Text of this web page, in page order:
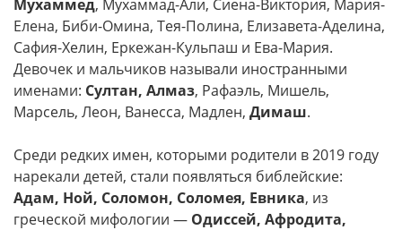
Мухаммед, Мухаммад-Али, Сиена-Виктория, Мария-
Елена, Биби-Омина, Тея-Полина, Елизавета-Аделина,
Сафия-Хелин, Еркежан-Кульпаш и Ева-Мария.
Девочек и мальчиков называли иностранными
именами: Султан, Алмаз, Рафаэль, Мишель,
Марсель, Леон, Ванесса, Мадлен, Димаш.
Среди редких имен, которыми родители в 2019 году
нарекали детей, стали появляться библейские:
Адам, Ной, Соломон, Соломея, Евника, из
греческой мифологии — Одиссей, Афродита,